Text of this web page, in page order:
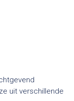
uit verschillende